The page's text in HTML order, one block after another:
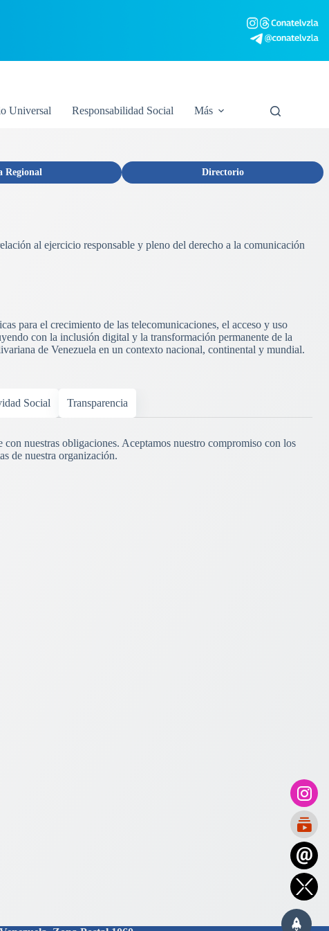
Universal Responsabilidad Social Más
Regional Directorio
al ejercicio responsable y pleno del derecho a la comunicación
para el crecimiento de las telecomunicaciones, el acceso y uso
con la inclusión digital y la transformación permanente de la
de Venezuela en un contexto nacional, continental y mundial.
Social Transparencia
nuestras obligaciones. Aceptamos nuestro compromiso con los
de nuestra organización.